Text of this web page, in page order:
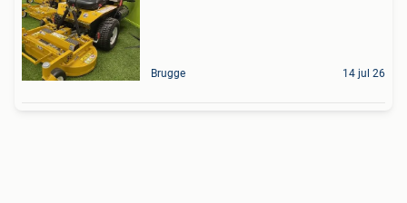
Brugge 14 jul 26